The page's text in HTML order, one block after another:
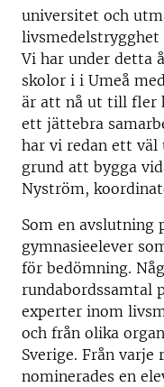
universitet och
Vi har under detta
skolor i i Umeå
är att nå ut till fler
ett jättebra
har vi redan ett väl
grund att bygga
Nyström,
Som en avslutning
gymnasieelever
för bedömning.
rundabordssamtal
experter inom
och från olika
Sverige. Från varje
nominerades en